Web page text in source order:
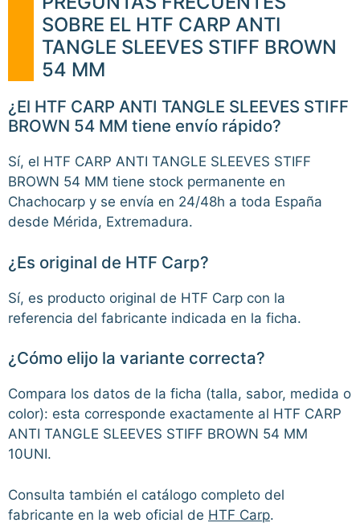
SOBRE EL HTF CARP ANTI
TANGLE SLEEVES STIFF BROWN
54 MM
¿El HTF CARP ANTI TANGLE SLEEVES STIFF
BROWN 54 MM tiene envío rápido?
Sí, el HTF CARP ANTI TANGLE SLEEVES STIFF
BROWN 54 MM tiene stock permanente en
Chachocarp y se envía en 24/48h a toda España
desde Mérida, Extremadura.
¿Es original de HTF Carp?
Sí, es producto original de HTF Carp con la
referencia del fabricante indicada en la ficha.
¿Cómo elijo la variante correcta?
Compara los datos de la ficha (talla, sabor, medida o
color): esta corresponde exactamente al HTF CARP
ANTI TANGLE SLEEVES STIFF BROWN 54 MM
10UNI.
Consulta también el catálogo completo del
fabricante en la web oficial de HTF Carp.